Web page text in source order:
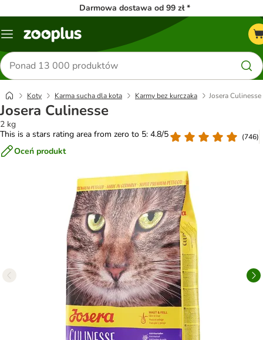
Darmowa dostawa od 99 zł *
Menu
Szukaj
produktów
Koty Karma sucha dla kota Karmy bez kurczaka Josera Culinesse
Josera Culinesse
2 kg
This is a stars rating area from zero to 5: 4.8/5
(746)
Oceń produkt